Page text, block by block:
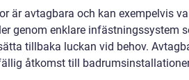
är avtagbara och kan exempelvis
genom enklare infästningssystem
tillbaka luckan vid behov.
åtkomst till